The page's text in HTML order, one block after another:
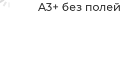
A3+ без полей